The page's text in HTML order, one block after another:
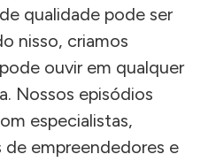
qualidade pode ser
nisso, criamos
ouvir em qualquer
Nossos episódios
especialistas,
de empreendedores e